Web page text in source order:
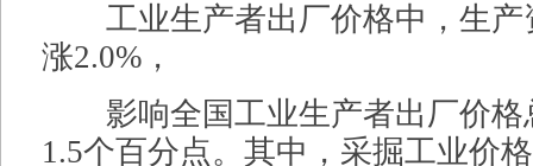
工业生产者出厂价格中，生产
涨2.0%，
影响全国工业生产者出厂价格
1.5个百分点。其中，采掘工业价